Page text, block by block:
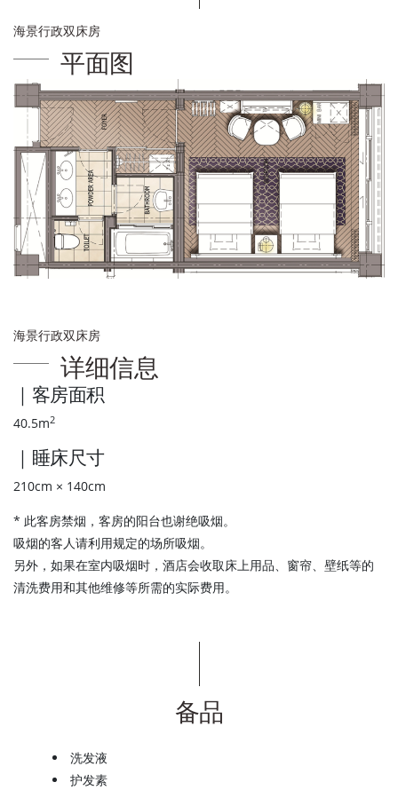
海景行政双床房
平面图
海景行政双床房
详细信息
｜客房面积
40.5m2
｜睡床尺寸
210cm × 140cm
* 此客房禁烟，客房的阳台也谢绝吸烟。
吸烟的客人请利用规定的场所吸烟。
另外，如果在室内吸烟时，酒店会收取床上用品、窗帘、壁纸等的
清洗费用和其他维修等所需的实际费用。
备品
洗发液
护发素